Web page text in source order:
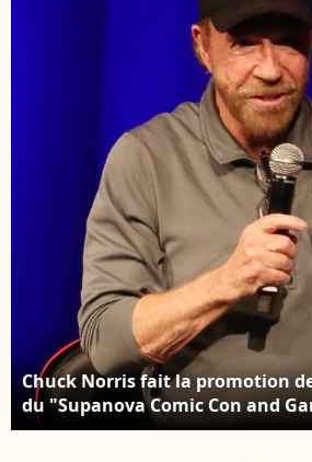
Chuck Norris fait la promotion
du "Supanova Comic Con and
centre de convention de Perth